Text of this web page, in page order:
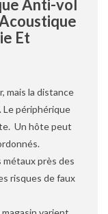
Anti-vol
Et
mais la distance
périphérique
Un hôte peut
métaux près des
risques de faux